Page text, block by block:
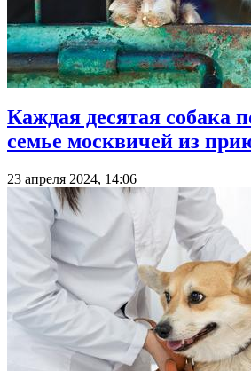
Каждая десятая собака
семье москвичей из
23 апреля 2024, 14:06